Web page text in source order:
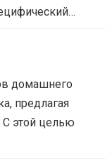
домашнего
предлагая
С этой целью